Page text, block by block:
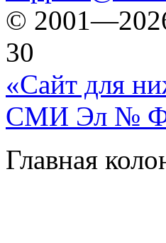
©
30
«Сайт для
СМИ Эл №
Главная